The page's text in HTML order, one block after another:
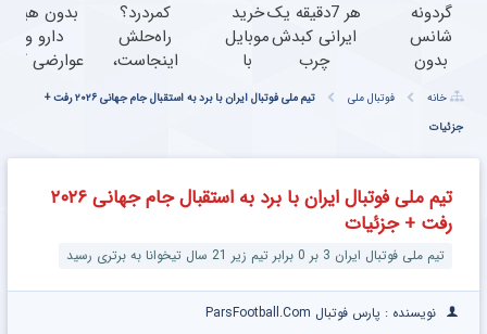
گردونه
شانس
بدون
PS5 تا
و بیت
هر 7دقیقه یک
ایرانی کبدش
چرب
دمنوش
با تخفیف)
خرید
موبایل
با
پی |
قسط
سود و
کمردرد؟
راه‌حلش
اینجاست،
داروخونه
بدون هیچ
دارو و
عوارضی کمر
درمان کن!
خانه فوتبال ملی
تیم ملی فوتبال ایران با برد به استقبال جام جهانی ۲۰۲۶ رفت +
جزئیات
تیم ملی فوتبال ایران با برد به استقبال جام جهانی ۲۰۲۶
رفت + جزئیات
تیم ملی فوتبال ایران 3 بر 0 برابر تیم زیر 21 سال تیخوانا به برتری رسید
نویسنده : پارس فوتبال ParsFootball.Com